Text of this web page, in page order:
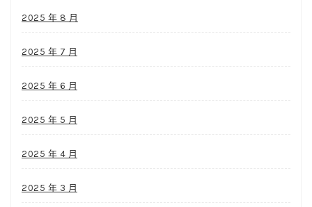
2025 年 8 月
2025 年 7 月
2025 年 6 月
2025 年 5 月
2025 年 4 月
2025 年 3 月